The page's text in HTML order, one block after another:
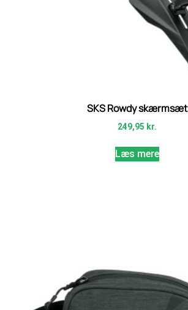
SKS Rowdy skærmsæt
249,95 kr.
Læs mere